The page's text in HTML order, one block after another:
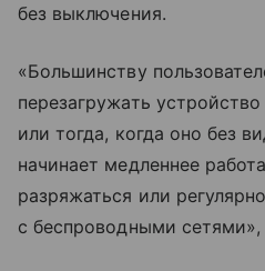
без выключения.
«Большинству
перезагружать
или тогда, когда оно без
начинает медленнее
разряжаться или
с беспроводными